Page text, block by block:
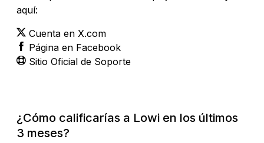
aquí:
Cuenta en X.com
Página en Facebook
Sitio Oficial de Soporte
¿Cómo calificarías a Lowi en los últimos
3 meses?